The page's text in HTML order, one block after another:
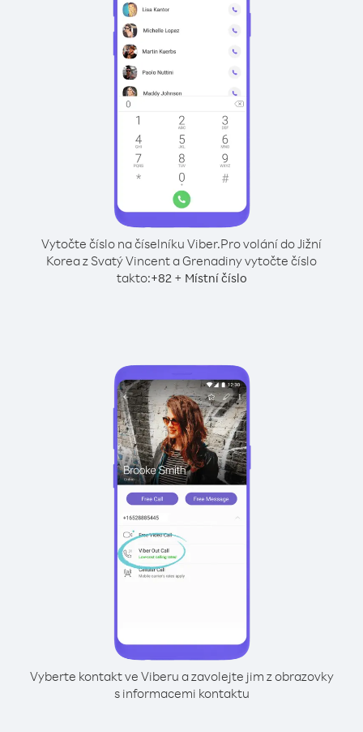
Vytočte číslo na číselníku Viber.Pro volání do Jižní
Korea z Svatý Vincent a Grenadiny vytočte číslo
takto:+82+ Místní číslo
Vyberte kontakt ve Viberu a zavolejte jim z obrazovky
s informacemi kontaktu